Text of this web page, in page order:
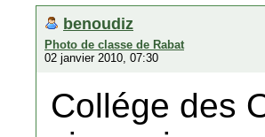
benoudiz
Photo de classe de Rabat
02 janvier 2010, 07:30
Collége des